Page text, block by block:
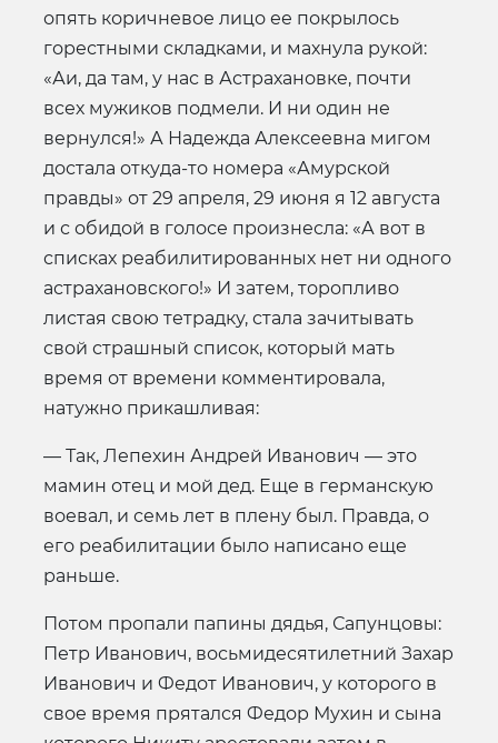
опять коричневое лицо ее покрылось
горестными складками, и махнула рукой:
«Аи, да там, у нас в Астрахановке, почти
всех мужиков подмели. И ни один не
вернулся!» А Надежда Алексеевна мигом
достала откуда-то номера «Амурской
правды» от 29 апреля, 29 июня я 12 августа
и с обидой в голосе произнесла: «А вот в
списках реабилитированных нет ни одного
астрахановского!» И затем, торопливо
листая свою тетрадку, стала зачитывать
свой страшный список, который мать
время от времени комментировала,
натужно прикашливая:
— Так, Лепехин Андрей Иванович — это
мамин отец и мой дед. Еще в германскую
воевал, и семь лет в плену был. Правда, о
его реабилитации было написано еще
раньше.
Потом пропали папины дядья, Сапунцовы:
Петр Иванович, восьмидесятилетний Захар
Иванович и Федот Иванович, у которого в
свое время прятался Федор Мухин и сына